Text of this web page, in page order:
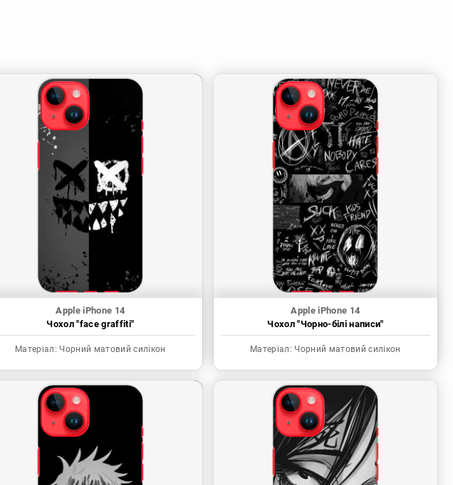
Apple iPhone 14
Чохол "face graffiti"
Матеріал: Чорний матовий силікон
Apple iPhone 14
Чохол "Чорно-білі написи"
Матеріал: Чорний матовий силікон